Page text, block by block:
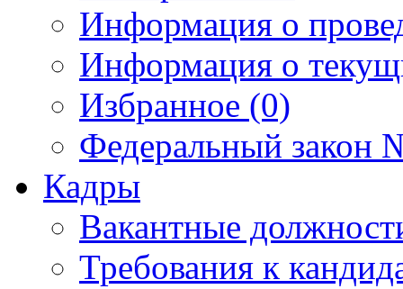
Информация о
Информация о
Избранное (0)
Федеральный закон
Кадры
Вакантные
Требования к